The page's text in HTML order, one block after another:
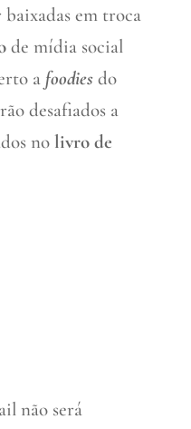
em troca
de mídia social
a foodiesdo
desafiados a
nolivro de
não será